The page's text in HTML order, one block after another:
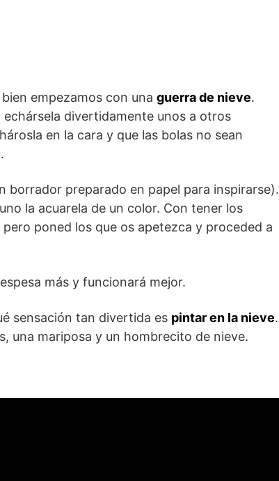
empezamos con una guerra de nieve.
echársela divertidamente unos a otros
en la cara y que las bolas no sean
borrador preparado en papel para inspirarse).
la acuarela de un color. Con tener los
poned los que os apetezca y proceded a
más y funcionará mejor.
sensación tan divertida es pintar en la nieve.
una mariposa y un hombrecito de nieve.